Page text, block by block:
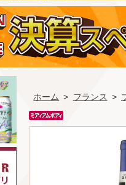
ホーム > フランス >